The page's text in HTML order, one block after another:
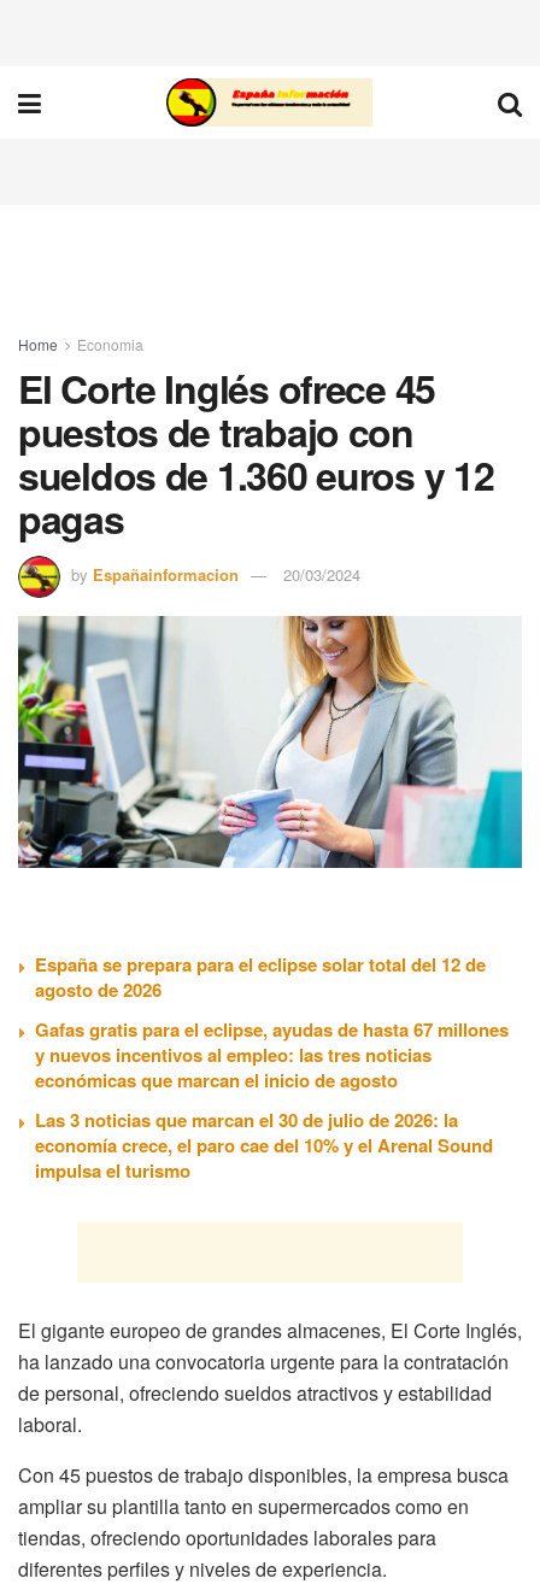
Home Economia
El Corte Inglés ofrece 45
puestos de trabajo con
sueldos de 1.360 euros y 12
pagas
by Españainformacion 20/03/2024
España se prepara para el eclipse solar total del 12 de
agosto de 2026
Gafas gratis para el eclipse, ayudas de hasta 67 millones
y nuevos incentivos al empleo: las tres noticias
económicas que marcan el inicio de agosto
Las 3 noticias que marcan el 30 de julio de 2026: la
economía crece, el paro cae del 10% y el Arenal Sound
impulsa el turismo
El gigante europeo de grandes almacenes, El Corte Inglés,
ha lanzado una convocatoria urgente para la contratación
de personal, ofreciendo sueldos atractivos y estabilidad
laboral.
Con 45 puestos de trabajo disponibles, la empresa busca
ampliar su plantilla tanto en supermercados como en
tiendas, ofreciendo oportunidades laborales para
diferentes perfiles y niveles de experiencia.